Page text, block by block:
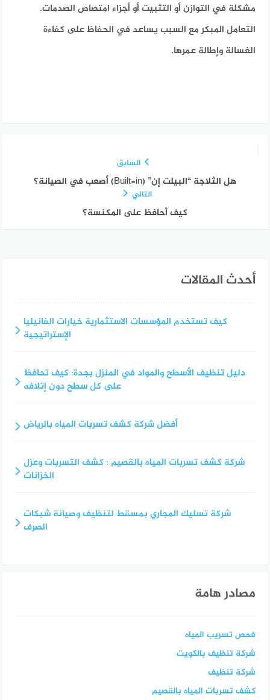
مشكلة في التوازن أو التثبيت أو أجزاء امتصاص الصدمات.
التعامل المبكر مع السبب يساعد في الحفاظ على كفاءة
الغسالة وإطالة عمرها.
السابق
هل الثلاجة “البيلت إن” (Built-in) أصعب في الصيانة؟
التالي
كيف أحافظ على المكنسة؟
أحدث المقالات
كيف تستخدم المؤسسات الاستثمارية خيارات الفانيليا
الإستراتيجية
دليل تنظيف الأسطح والمواد في المنزل بجدة: كيف تحافظ
على كل سطح دون إتلافه
أفضل شركة كشف تسربات المياه بالرياض
شركة كشف تسربات المياه بالقصيم : كشف التسربات وعزل
الخزانات
شركة تسليك المجاري بمسقط لتنظيف وصيانة شبكات
الصرف
مصادر هامة
فحص تسريب المياه
شركة تنظيف بالكويت
شركة تنظيف
كشف تسربات المياه بالقصيم